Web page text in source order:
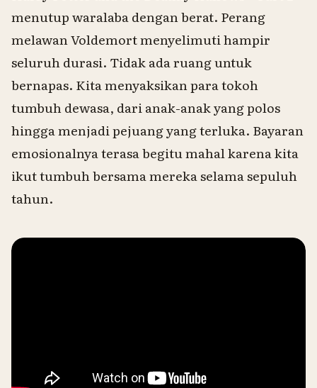
menutup waralaba dengan berat. Perang
melawan Voldemort menyelimuti hampir
seluruh durasi. Tidak ada ruang untuk
bernapas. Kita menyaksikan para tokoh
tumbuh dewasa, dari anak-anak yang polos
hingga menjadi pejuang yang terluka. Bayaran
emosionalnya terasa begitu mahal karena kita
ikut tumbuh bersama mereka selama sepuluh
tahun.